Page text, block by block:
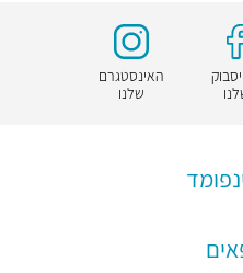
האינסטגרם
שלנו